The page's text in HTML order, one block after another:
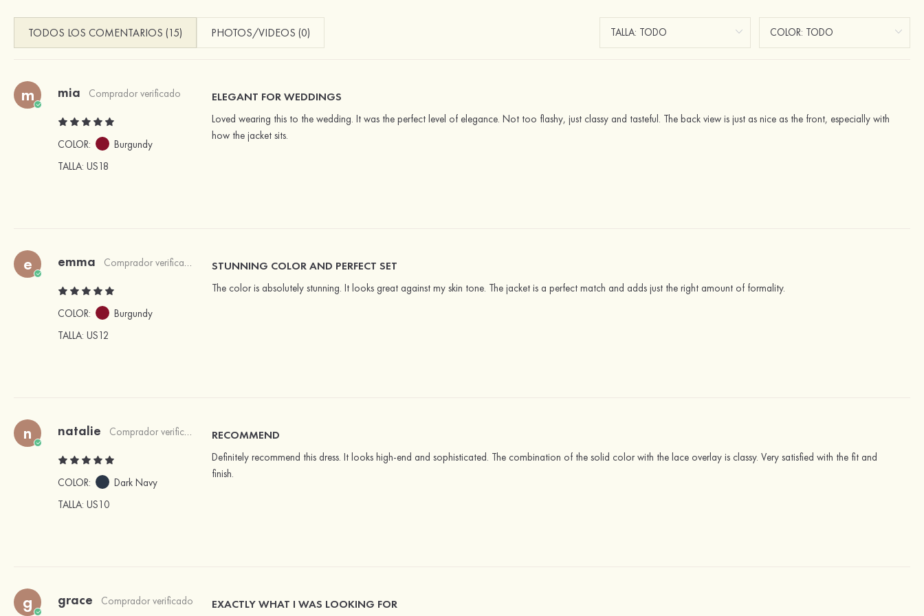
TODOS LOS COMENTARIOS (15) PHOTOS/VIDEOS (0)
m mia Comprador verificado
COLOR:
Burgundy
TALLA: US18
ELEGANT FOR WEDDINGS
Loved wearing this to the wedding. It was the perfect level of elegance. Not too flashy, just classy and tasteful. The back view is just as nice as the front, especially with
how the jacket sits.
e emma Comprador verificado
COLOR:
Burgundy
TALLA: US12
STUNNING COLOR AND PERFECT SET
The color is absolutely stunning. It looks great against my skin tone. The jacket is a perfect match and adds just the right amount of formality.
n natalie Comprador verificado
COLOR:
Dark Navy
TALLA: US10
RECOMMEND
Definitely recommend this dress. It looks high-end and sophisticated. The combination of the solid color with the lace overlay is classy. Very satisfied with the fit and
finish.
g grace Comprador verificado EXACTLY WHAT I WAS LOOKING FOR